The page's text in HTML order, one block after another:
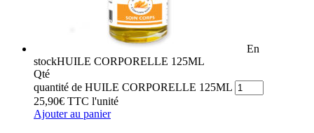
En
stockHUILE CORPORELLE 125ML
Qté
quantité de HUILE CORPORELLE 125ML
25,90€ TTC l'unité
Ajouter au panier